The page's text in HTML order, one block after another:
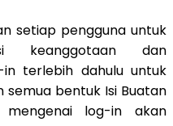
setiap pengguna untuk
keanggotaan dan
terlebih dahulu untuk
bentuk Isi Buatan
mengenai log-in akan